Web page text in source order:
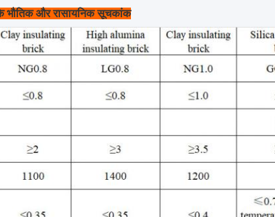
भौतिक और रासायनिक सूचकांक